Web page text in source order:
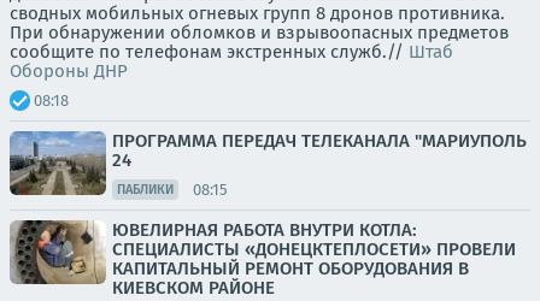
сводных мобильных огневых групп 8 дронов противника.
При обнаружении обломков и взрывоопасных предметов
сообщите по телефонам экстренных служб.// Штаб
Обороны ДНР
08:18
ПРОГРАММА ПЕРЕДАЧ ТЕЛЕКАНАЛА "МАРИУПОЛЬ
24
ПАБЛИКИ 08:15
ЮВЕЛИРНАЯ РАБОТА ВНУТРИ КОТЛА:
СПЕЦИАЛИСТЫ «ДОНЕЦКТЕПЛОСЕТИ» ПРОВЕЛИ
КАПИТАЛЬНЫЙ РЕМОНТ ОБОРУДОВАНИЯ В
КИЕВСКОМ РАЙОНЕ